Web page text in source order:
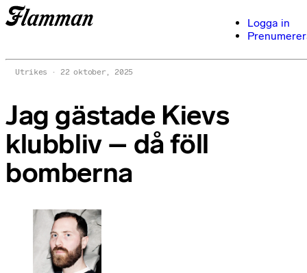
Logga in
Utrikes 22 oktober, 2025
Jag gästade Kievs
klubbliv – då föll
bomberna